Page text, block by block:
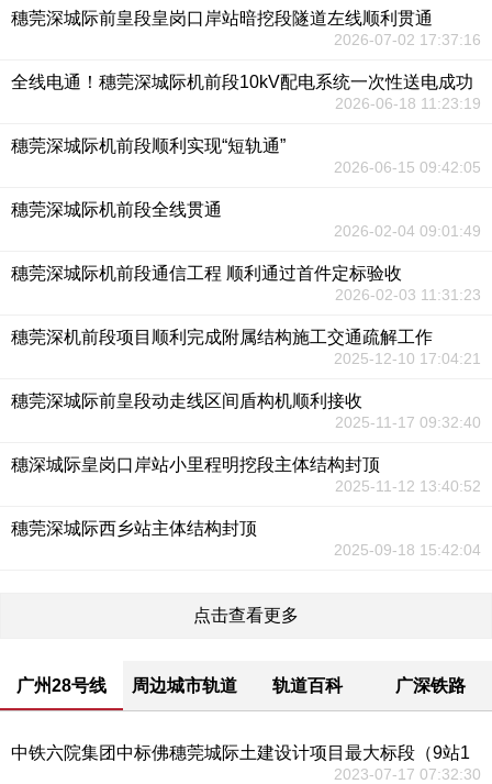
穗莞深城际前皇段皇岗口岸站暗挖段隧道左线顺利贯通
2026-07-02 17:37:16
全线电通！穗莞深城际机前段10kV配电系统一次性送电成功
2026-06-18 11:23:19
穗莞深城际机前段顺利实现“短轨通”
2026-06-15 09:42:05
穗莞深城际机前段全线贯通
2026-02-04 09:01:49
穗莞深城际机前段通信工程 顺利通过首件定标验收
2026-02-03 11:31:23
穗莞深机前段项目顺利完成附属结构施工交通疏解工作
2025-12-10 17:04:21
穗莞深城际前皇段动走线区间盾构机顺利接收
2025-11-17 09:32:40
穗深城际皇岗口岸站小里程明挖段主体结构封顶
2025-11-12 13:40:52
穗莞深城际西乡站主体结构封顶
2025-09-18 15:42:04
点击查看更多
广州28号线 周边城市轨道 轨道百科 广深铁路
中铁六院集团中标佛穗莞城际土建设计项目最大标段（9站1
2023-07-17 07:32:30